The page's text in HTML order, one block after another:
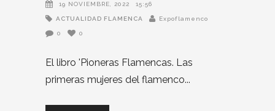
19 NOVIEMBRE, 2022 15:56
ACTUALIDAD FLAMENCA Expoflamenco
0 0
El libro 'Pioneras Flamencas. Las
primeras mujeres del flamenco